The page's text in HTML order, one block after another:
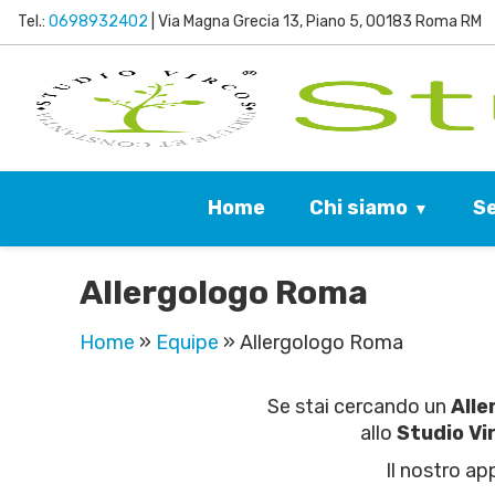
Tel.: 0698932402 | Via Magna Grecia 13, Piano 5, 00183 Roma RM
Home Chi siamo
Allergologo Roma
Home » Equipe » Allergologo Roma
Se stai cercando un
allo Studio
Il nostro